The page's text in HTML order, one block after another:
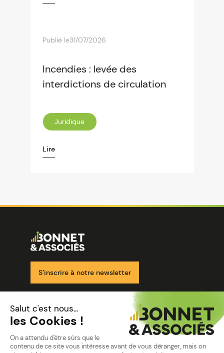
Publié le31/07/2026
Incendies : levée des
interdictions de circulation
Juridique
Lire
Image
S’inscrire à notre newsletter
Nos solutions
Nos cabinets
Mon espace client